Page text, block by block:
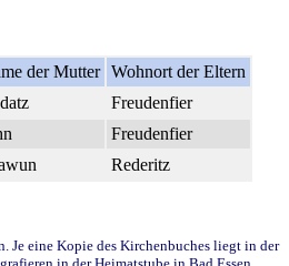
der Mutter Wohnort der Eltern
Freudenfier
Freudenfier
Rederitz
Je eine Kopie des Kirchenbuches liegt in der